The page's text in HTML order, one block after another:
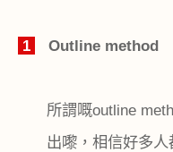
1 Outline method
所謂嘅outline
出嚟，相信好多